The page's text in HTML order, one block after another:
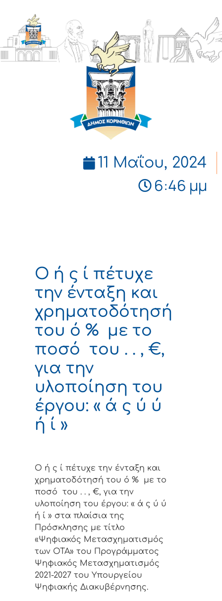
ΔΗΜΟΣ
ΚΟΡΙΝΘΙΩΝ
11 Μαΐου, 2024
6:46 μμ
Ο ή ς ί πέτυχε
την ένταξη και
χρηματοδότησή
του ό % με το
ποσό του . . , €,
για την
υλοποίηση του
έργου: « ά ς ύ ύ
ή ί »
Ο ή ς ί πέτυχε την ένταξη και
χρηματοδότησή του ό % με το
ποσό του . . , €, για την
υλοποίηση του έργου: « ά ς ύ ύ
ή ί » στα πλαίσια της
Πρόσκλησης με τίτλο
«Ψηφιακός Μετασχηματισμός
των ΟΤΑ» του Προγράμματος
Ψηφιακός Μετασχηματισμός
2021-2027 του Υπουργείου
Ψηφιακής Διακυβέρνησης.